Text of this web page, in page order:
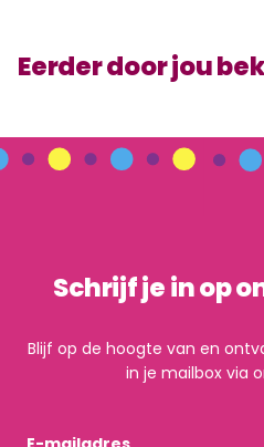
Eerder door jou
Schrijf je in op
Blijf op de hoogte van en
in je mailbox via